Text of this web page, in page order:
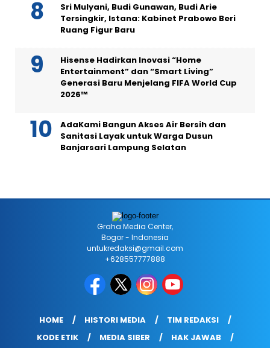
Sri Mulyani, Budi Gunawan, Budi Arie
Tersingkir, Istana: Kabinet Prabowo Beri
Ruang Figur Baru
Hisense Hadirkan Inovasi “Home
Entertainment” dan “Smart Living”
Generasi Baru Menjelang FIFA World Cup
2026™
AdaKami Bangun Akses Air Bersih dan
Sanitasi Layak untuk Warga Dusun
Banjarsari Lampung Selatan
Graha Media Center,
Bogor - Indonesia
untukredaksi@gmail.com
+628557777888
HOME HISTORI MEDIA
TIM REDAKSI
KODE ETIK
MEDIA SIBER
HAK JAWAB